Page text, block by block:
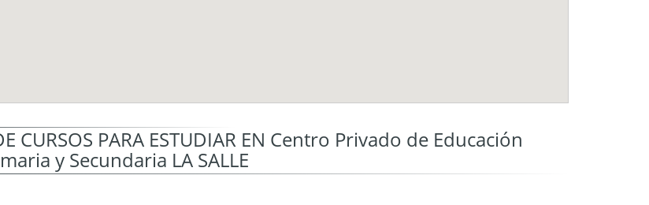
CURSOS PARA ESTUDIAR EN Centro Privado de Educación
y Secundaria LA SALLE